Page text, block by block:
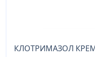
КЛОТРИМАЗОЛ